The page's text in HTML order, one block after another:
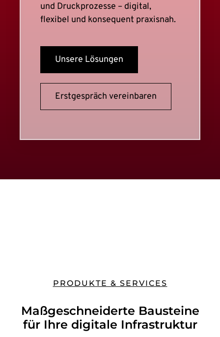
und Druckprozesse – digital,
flexibel und konsequent praxisnah.
Unsere Lösungen
Erstgespräch vereinbaren
PRODUKTE & SERVICES
Maßgeschneiderte Bausteine
für Ihre digitale Infrastruktur